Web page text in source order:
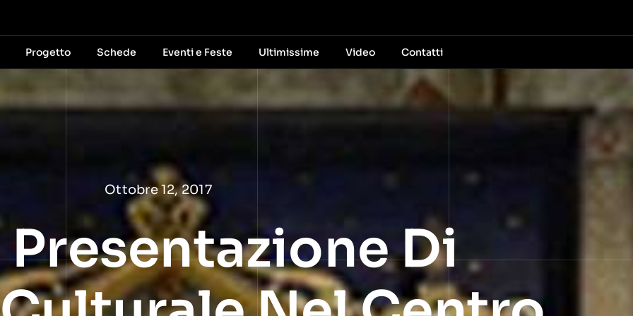
Progetto Schede Eventi e Feste Ultimissime Video Contatti
Ottobre 12, 2017
Presentazione Di